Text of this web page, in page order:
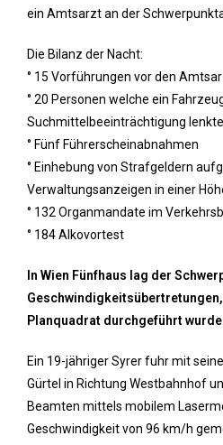
ein Amtsarzt an der
Die Bilanz der Nacht:
° 15 Vorführungen vor den
° 20 Personen welche ein
Suchmittelbeeinträchtigung
° Fünf Führerscheinabnahmen
° Einhebung von Strafgeldern
Verwaltungsanzeigen in einer
° 132 Organmandate im
° 184 Alkovortest
In Wien Fünfhaus lag der
Planquadrat durchgeführt
Ein 19-jähriger Syrer fuhr mit
Gürtel in Richtung Westbahnhof
Beamten mittels mobilem
Geschwindigkeit von 96 km/h